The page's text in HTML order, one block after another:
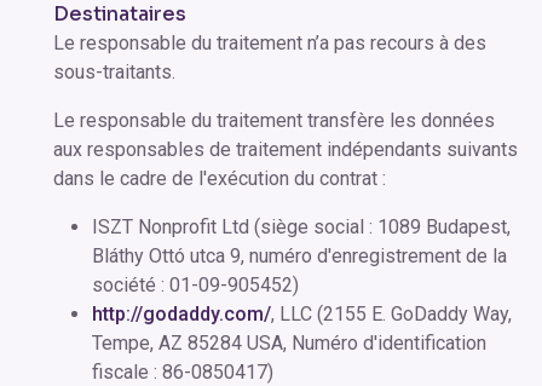
Destinataires
Le responsable du traitement n’a pas recours à des
sous-traitants.
Le responsable du traitement transfère les données
aux responsables de traitement indépendants suivants
dans le cadre de l'exécution du contrat :
ISZT Nonprofit Ltd (siège social : 1089 Budapest,
Bláthy Ottó utca 9, numéro d'enregistrement de la
société : 01-09-905452)
http://godaddy.com/, LLC (2155 E. GoDaddy Way,
Tempe, AZ 85284 USA, Numéro d'identification
fiscale : 86-0850417)